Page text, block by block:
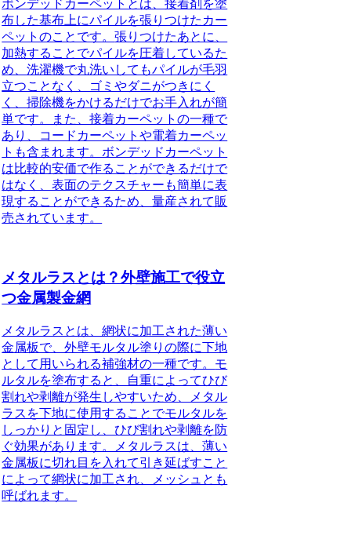
ボンデッドカーペットとは、接着剤を塗
布した基布上にパイルを張りつけたカー
ペットのことです。張りつけたあとに、
加熱することでパイルを圧着しているた
め、洗濯機で丸洗いしてもパイルが毛羽
立つことなく、ゴミやダニがつきにく
く、掃除機をかけるだけでお手入れが簡
単です。また、接着カーペットの一種で
あり、コードカーペットや電着カーペッ
トも含まれます。ボンデッドカーペット
は比較的安価で作ることができるだけで
はなく、表面のテクスチャーも簡単に表
現することができるため、量産されて販
売されています。
メタルラスとは？外壁施工で役立
つ金属製金網
メタルラスとは、網状に加工された薄い
金属板で、外壁モルタル塗りの際に下地
として用いられる補強材の一種です。 モ
ルタルを塗布すると、自重によってひび
割れや剥離が発生しやすいため、メタル
ラスを下地に使用することでモルタルを
しっかりと固定し、ひび割れや剥離を防
ぐ効果があります。メタルラスは、薄い
金属板に切れ目を入れて引き延ばすこと
によって網状に加工され、メッシュとも
呼ばれます。